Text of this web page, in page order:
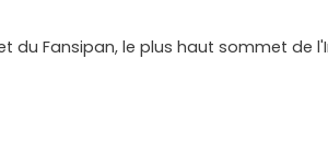
du Fansipan, le plus haut sommet de